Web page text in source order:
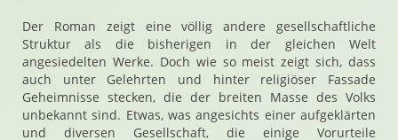
Der Roman zeigt eine völlig andere gesellschaftliche
Struktur als die bisherigen in der gleichen Welt
angesiedelten Werke. Doch wie so meist zeigt sich, dass
auch unter Gelehrten und hinter religiöser Fassade
Geheimnisse stecken, die der breiten Masse des Volks
unbekannt sind. Etwas, was angesichts einer aufgeklärten
und diversen Gesellschaft, die einige Vorurteile